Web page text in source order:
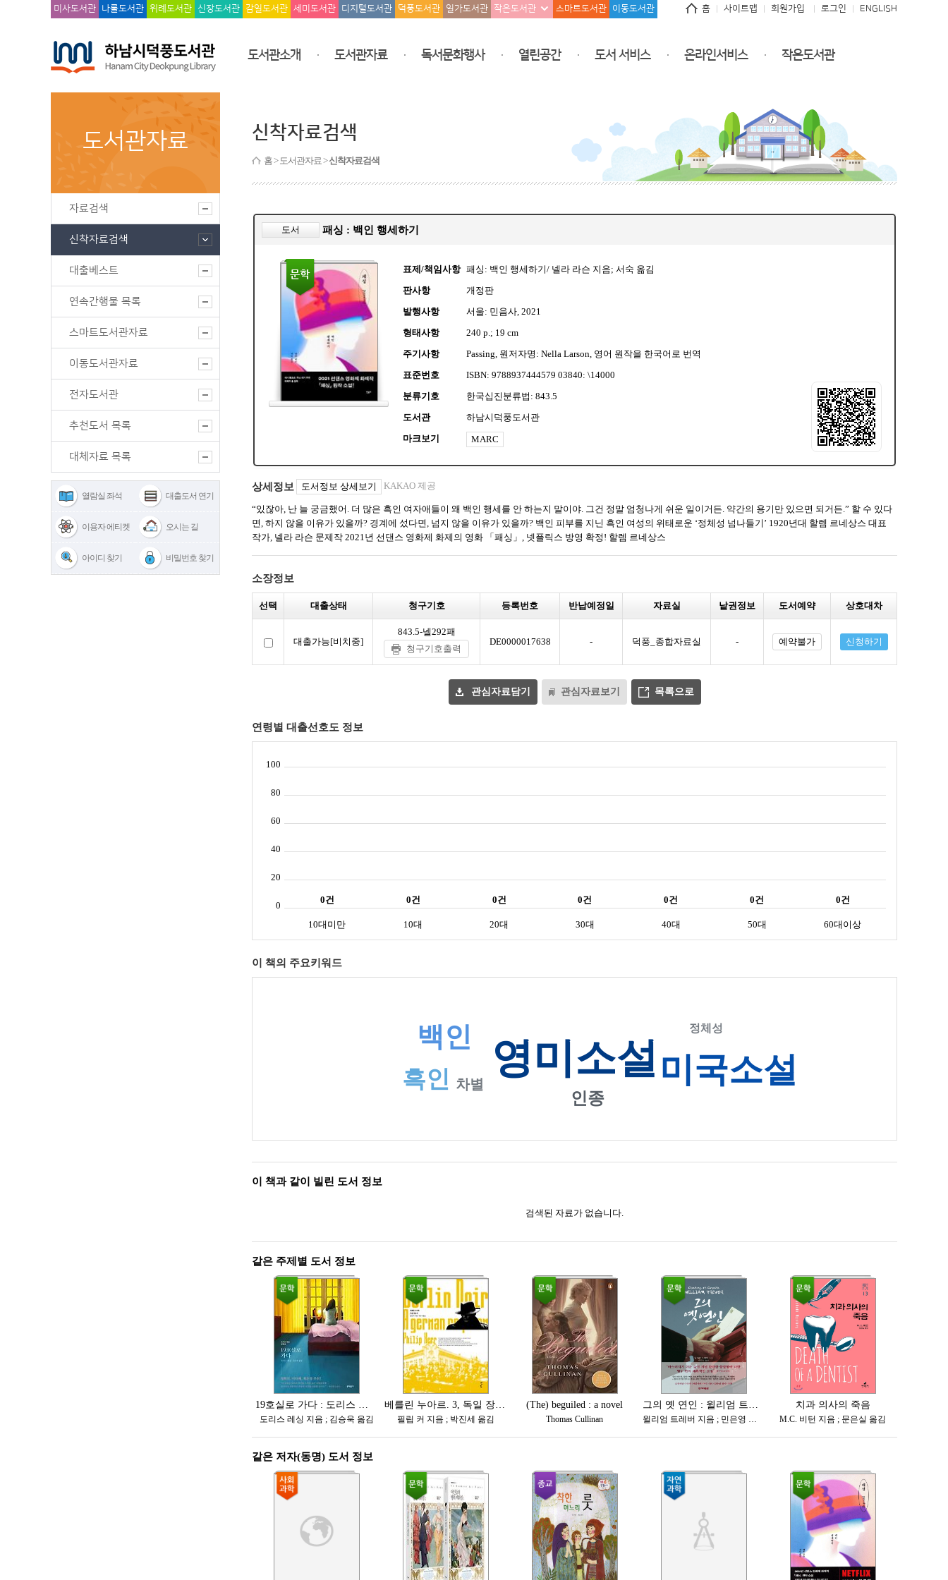
미사도서관 나룰도서관 위례도서관 신장도서관 감일도서관 세미도서관 디지털도서관 덕풍도서관 일가도서관 작은도서관 스마트도서관 이동도서관 홈 사이트맵 회원가입 로그인 ENGLISH
도서관소개 도서관자료 독서문화행사 열린공간 도서 서비스 온라인서비스 작은도서관
도서관자료
자료검색
신착자료검색
대출베스트
연속간행물 목록
스마트도서관자료
이동도서관자료
전자도서관
추천도서 목록
대체자료 목록
열람실 좌석 대출도서 연기
이용자 에티켓 오시는 길
아이디 찾기 비밀번호 찾기
신착자료검색
홈> 도서관자료 >신착자료검색